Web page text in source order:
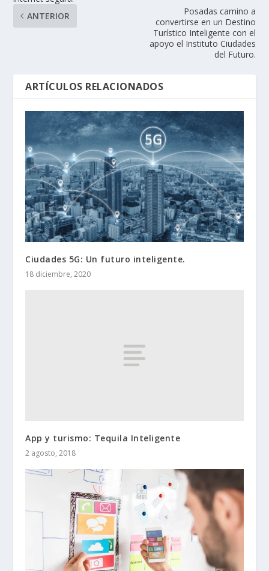
ANTERIOR
Posadas camino a
convertirse en un Destino
Turístico Inteligente con el
apoyo el Instituto Ciudades
del Futuro.
ARTÍCULOS RELACIONADOS
Ciudades 5G: Un futuro inteligente.
18 diciembre, 2020
App y turismo: Tequila Inteligente
2 agosto, 2018